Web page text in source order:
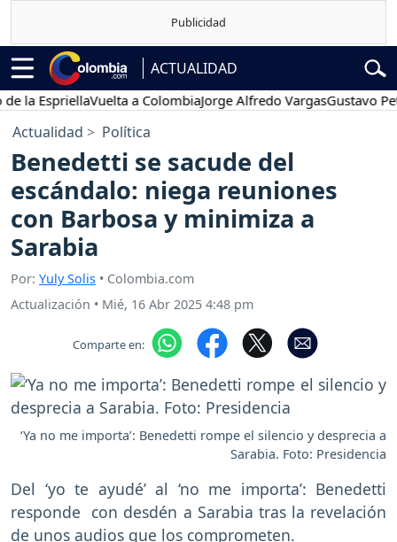
ACTUALIDAD
Vuelta a ColombiaJorge Alfredo VargasGustavo Petro
Actualidad Política
Benedetti se sacude del
escándalo: niega reuniones
con Barbosa y minimiza a
Sarabia
Por: Yuly Solis • Colombia.com
Actualización • Mié, 16 Abr 2025 4:48 pm
Comparte en:
‘Ya no me importa’: Benedetti rompe el silencio y desprecia a
Sarabia. Foto: Presidencia
Del ‘yo te ayudé’ al ‘no me importa’: Benedetti
responde con desdén a Sarabia tras la revelación
de unos audios que los comprometen.